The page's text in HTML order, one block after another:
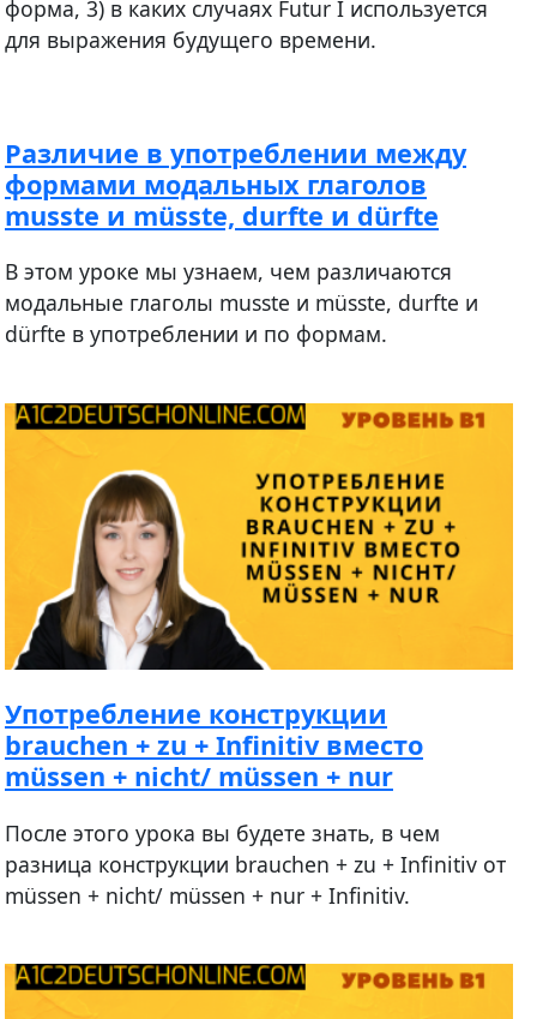
форма, 3) в каких случаях Futur I используется
для выражения будущего времени.
Различие в употреблении между
формами модальных глаголов
musste и müsste, durfte и dürfte
В этом уроке мы узнаем, чем различаются
модальные глаголы musste и müsste, durfte и
dürfte в употреблении и по формам.
Употребление конструкции
brauchen + zu + Infinitiv вместо
müssen + nicht/ müssen + nur
После этого урока вы будете знать, в чем
разница конструкции brauchen + zu + Infinitiv от
müssen + nicht/ müssen + nur + Infinitiv.